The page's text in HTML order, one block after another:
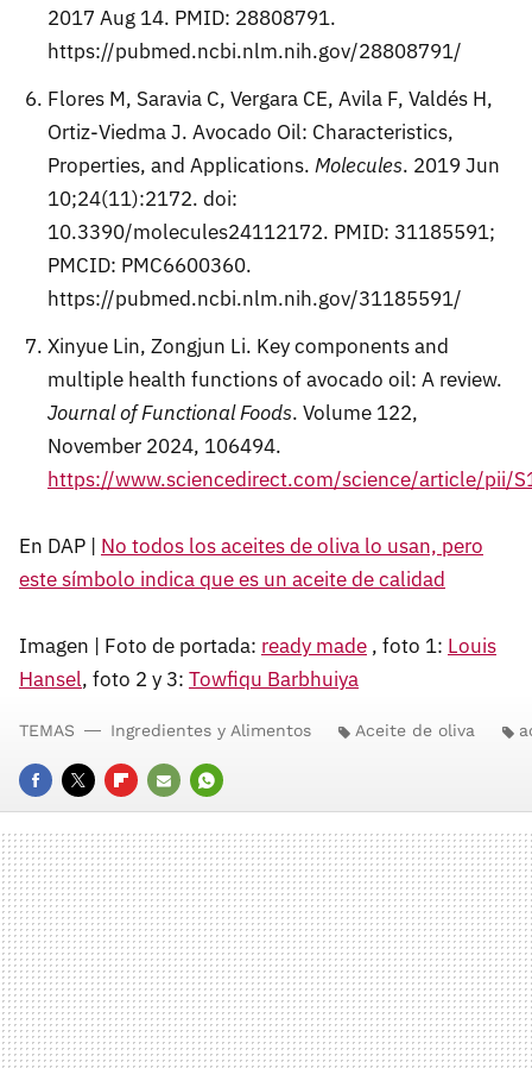
2017 Aug 14. PMID: 28808791.
https://pubmed.ncbi.nlm.nih.gov/28808791/
Flores M, Saravia C, Vergara CE, Avila F, Valdés H,
Ortiz-Viedma J. Avocado Oil: Characteristics,
Properties, and Applications. Molecules. 2019 Jun
10;24(11):2172. doi:
10.3390/molecules24112172. PMID: 31185591;
PMCID: PMC6600360.
https://pubmed.ncbi.nlm.nih.gov/31185591/
Xinyue Lin, Zongjun Li. Key components and
multiple health functions of avocado oil: A review.
Journalof Functional Foods. Volume 122,
November 2024, 106494.
https://www.sciencedirect.com/science/article/pii/
En DAP | No todos los aceites de oliva lo usan, pero
este símbolo indica que es un aceite de calidad
Imagen | Foto de portada: ready made , foto 1: Louis
Hansel, foto 2 y 3: Towfiqu Barbhuiya
FACEBOOK
TWITTERFLIPBOARD
E-
MAIL
WHATSAPP
TEMAS Ingredientes y Alimentos Aceite de oliva